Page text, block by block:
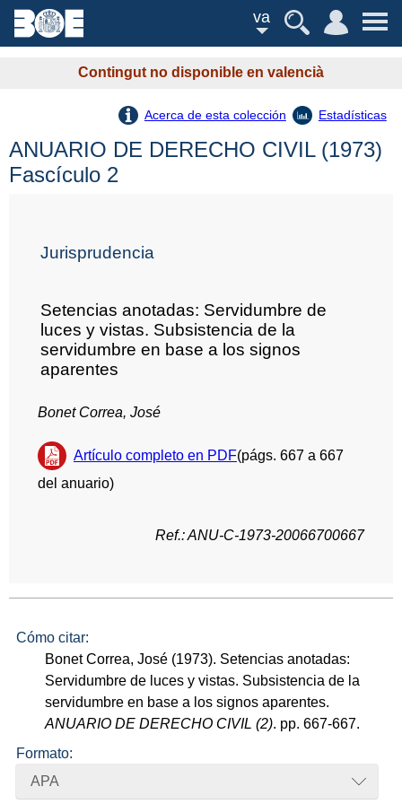
va
Contingut no disponible en valencià
Acerca de esta colección Estadísticas
ANUARIO DE DERECHO CIVIL (1973)
Fascículo 2
Jurisprudencia
Setencias anotadas: Servidumbre de
luces y vistas. Subsistencia de la
servidumbre en base a los signos
aparentes
Bonet Correa, José
Artículo completo en PDF(págs. 667 a 667
del anuario)
Ref.: ANU-C-1973-20066700667
Cómo citar:
Bonet Correa, José (1973). Setencias anotadas:
Servidumbre de luces y vistas. Subsistencia de la
servidumbre en base a los signos aparentes.
ANUARIO DE DERECHO CIVIL (2). pp. 667-667.
Formato:
APA